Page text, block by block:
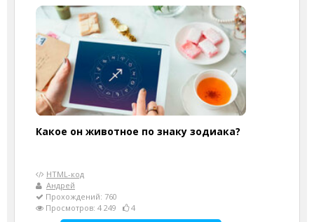
Какое он животное по знаку зодиака?
HTML-код
Андрей
Прохождений: 760
Просмотров: 4 249
4